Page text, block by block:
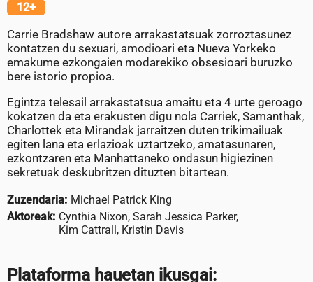
12+
Carrie Bradshaw autore arrakastatsuak zorroztasunez
kontatzen du sexuari, amodioari eta Nueva Yorkeko
emakume ezkongaien modarekiko obsesioari buruzko
bere istorio propioa.
Egintza telesail arrakastatsua amaitu eta 4 urte geroago
kokatzen da eta erakusten digu nola Carriek, Samanthak,
Charlottek eta Mirandak jarraitzen duten trikimailuak
egiten lana eta erlazioak uztartzeko, amatasunaren,
ezkontzaren eta Manhattaneko ondasun higiezinen
sekretuak deskubritzen dituzten bitartean.
Zuzendaria: Michael Patrick King
Aktoreak: Cynthia Nixon, Sarah Jessica Parker,
Kim Cattrall, Kristin Davis
Plataforma hauetan ikusgai: